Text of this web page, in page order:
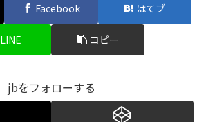
Facebook はてブ
LINE コピー
jbをフォローする